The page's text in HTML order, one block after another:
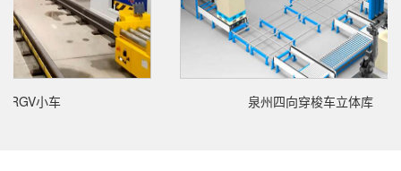
小车 泉州四向穿梭车立体库